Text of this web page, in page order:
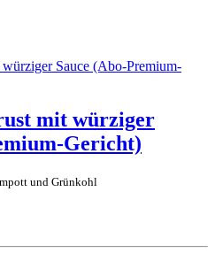
mit würziger
Gericht)
und Grünkohl